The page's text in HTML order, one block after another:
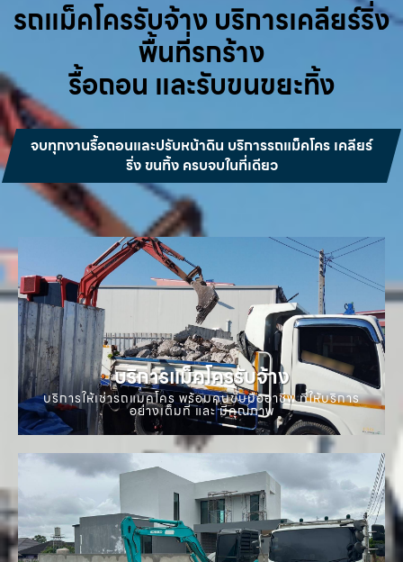
รถแม็คโครรับจ้าง บริการเคลียร์ริ่ง
พื้นที่รกร้าง
รื้อถอน และรับขนขยะทิ้ง
จบทุกงานรื้อถอนและปรับหน้าดิน บริการรถแม็คโคร เคลียร์
ริ่ง ขนทิ้ง ครบจบในที่เดียว
บริการแม็คโครรับจ้าง
บริการให้เช่ารถแมคโคร พร้อมคนขับมืออาชีพ ที่ให้บริการ
อย่างเต็มที่ และ มีคุณภาพ